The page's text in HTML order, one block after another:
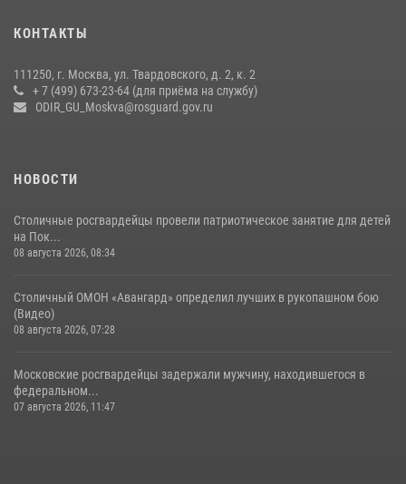
матче в Москве обеспечила Росгвардия (видео)
Росгвардецы проверили места массового пребывания молодежи в
КОНТАКТЫ
111250, г. Москва, ул. Твардовского, д. 2, к. 2
+ 7 (499) 673-23-64 (для приёма на службу)
ODIR_GU_Moskva@rosguard.gov.ru
НОВОСТИ
Столичные росгвардейцы провели патриотическое занятие для детей
на Пок...
08 августа 2026, 08:34
Столичный ОМОН «Авангард» определил лучших в рукопашном бою
(Видео)
08 августа 2026, 07:28
Московские росгвардейцы задержали мужчину, находившегося в
федеральном...
07 августа 2026, 11:47